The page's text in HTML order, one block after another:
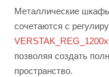
Металлические
сочетаются с
позволяя создать
пространство.